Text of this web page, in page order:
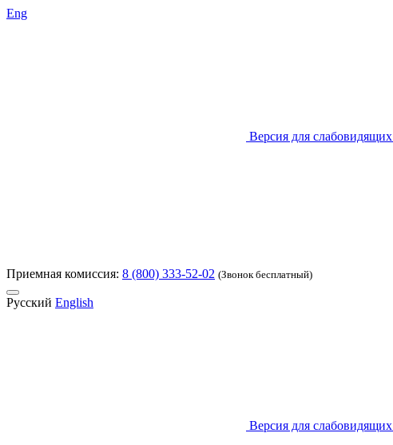
Eng
Версия для слабовидящих
Приемная комиссия: 8 (800) 333-52-02 (Звонок бесплатный)
Русский English
Версия для слабовидящих